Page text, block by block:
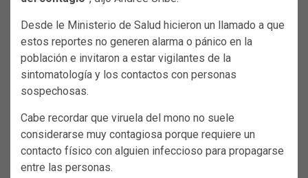
Desde le Ministerio de Salud hicieron un llamado a que
estos reportes no generen alarma o pánico en la
población e invitaron a estar vigilantes de la
sintomatología y los contactos con personas
sospechosas.
Cabe recordar que viruela del mono no suele
considerarse muy contagiosa porque requiere un
contacto físico con alguien infeccioso para propagarse
entre las personas.